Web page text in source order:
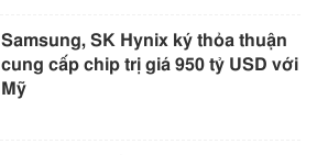
Samsung, SK Hynix ký thỏa thuận
cung cấp chip trị giá 950 tỷ USD với
Mỹ